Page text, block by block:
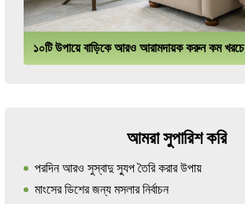
১০টি উপায়ে বাড়িকে আরও আরামদায়ক করুন কম খরচে
আমরা সুপারিশ করি
পরদিন আরও সুস্বাদু স্যুপ তৈরি করার উপায়
মাংসের ডিশের জন্য মসলার নির্বাচন